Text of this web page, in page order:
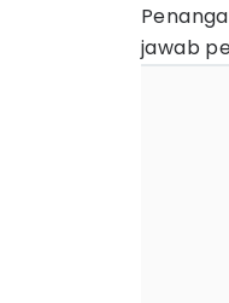
jawab